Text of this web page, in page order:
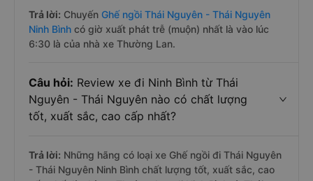
Trả lời: Chuyến Ghế ngồi Thái Nguyên - Thái Nguyên
Ninh Bình có giờ xuất phát trễ (muộn) nhất là vào lúc
6:30 là của nhà xe Thường Lan.
Câu hỏi: Review xe đi Ninh Bình từ Thái
Nguyên - Thái Nguyên nào có chất lượng
tốt, xuất sắc, cao cấp nhất?
Trả lời: Những hãng có loại xe Ghế ngồi đi Thái Nguyên
- Thái Nguyên Ninh Bình chất lượng tốt, xuất sắc, cao